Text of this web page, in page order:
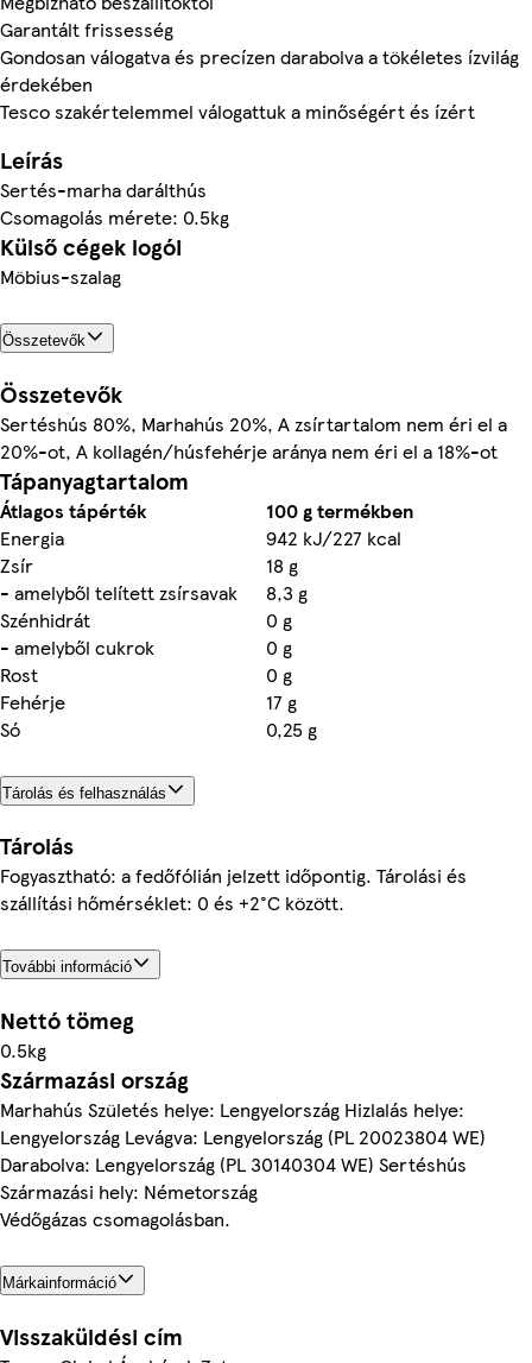
Garantált frissesség
Gondosan válogatva és precízen darabolva a tökéletes ízvilág
érdekében
Tesco szakértelemmel válogattuk a minőségért és ízért
Leírás
Sertés-marha darálthús
Csomagolás mérete: 0.5kg
Külső cégek logói
Möbius-szalag
Összetevők
Összetevők
Sertéshús 80%, Marhahús 20%, A zsírtartalom nem éri el a
20%-ot, A kollagén/húsfehérje aránya nem éri el a 18%-ot
Tápanyagtartalom
Átlagos tápérték
100 g termékben
Energia
942 kJ/227 kcal
Zsír
18 g
- amelyből telített zsírsavak
8,3 g
Szénhidrát
0 g
- amelyből cukrok
0 g
Rost
0 g
Fehérje
17 g
Só
0,25 g
Tárolás és felhasználás
Tárolás
Fogyasztható: a fedőfólián jelzett időpontig. Tárolási és
szállítási hőmérséklet: 0 és +2°C között.
További információ
Nettó tömeg
0.5kg
Származási ország
Marhahús Születés helye: Lengyelország Hizlalás helye:
Lengyelország Levágva: Lengyelország (PL 20023804 WE)
Darabolva: Lengyelország (PL 30140304 WE) Sertéshús
Származási hely: Németország
Védőgázas csomagolásban.
Márkainformáció
Visszaküldési cím